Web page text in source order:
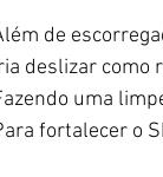
de
deslizar como
uma
fortalecer o